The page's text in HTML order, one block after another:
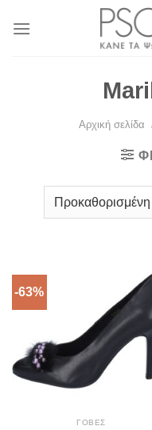
Αρχική σελίδα
-63%
ΓΌΒΕΣ